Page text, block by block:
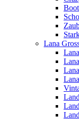
Lana